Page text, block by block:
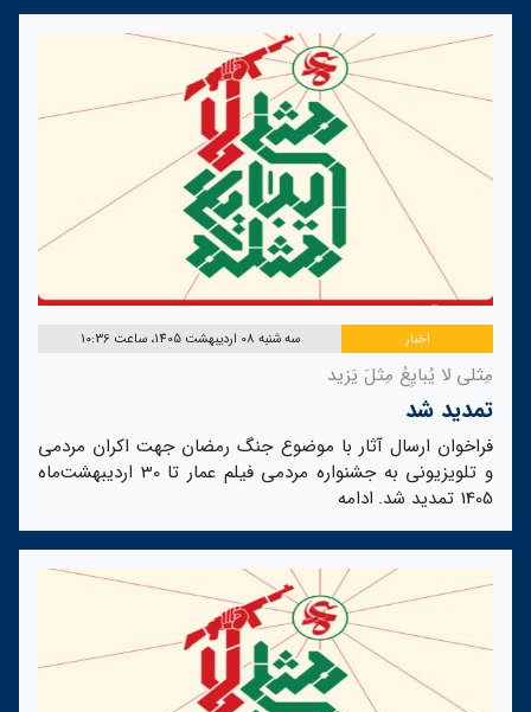
اخبار سه شنبه 08 اردیبهشت 1405، ساعت 10:36
مِثلی لا یُبایِعُ مِثلَ یَزید
تمدید شد
فراخوان ارسال آثار با موضوع جنگ رمضان جهت اکران مردمی
و تلویزیونی به جشنواره مردمی فیلم عمار تا 30 اردیبهشت‌ماه
1405 تمدید شد.
ادامه